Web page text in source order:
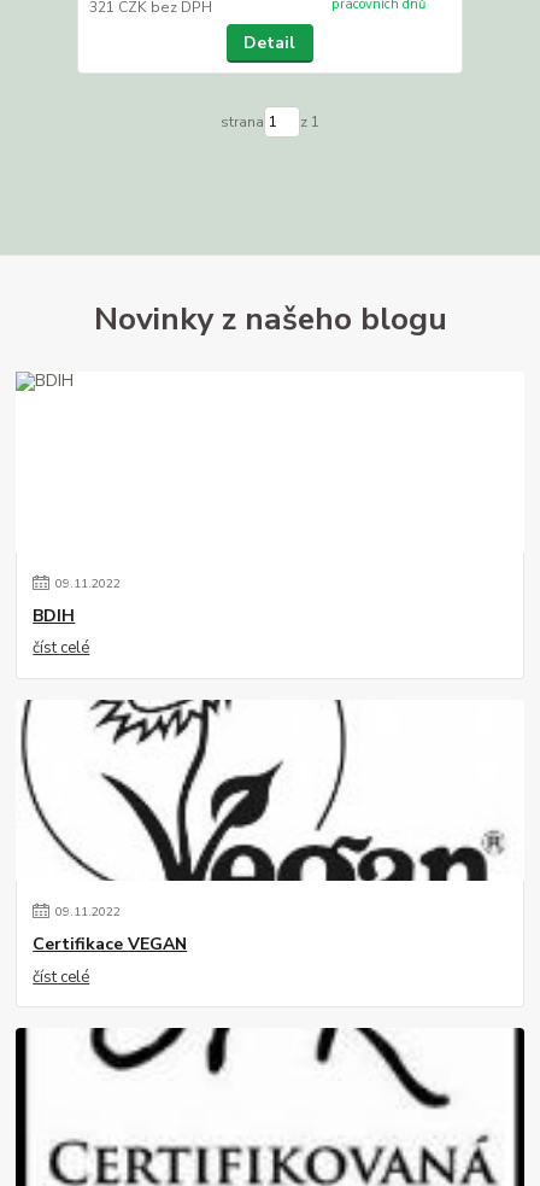
321 CZK bez DPH pracovních dnů
Detail
strana z 1
Novinky z našeho blogu
09.11.2022
BDIH
číst celé
09.11.2022
Certifikace VEGAN
číst celé